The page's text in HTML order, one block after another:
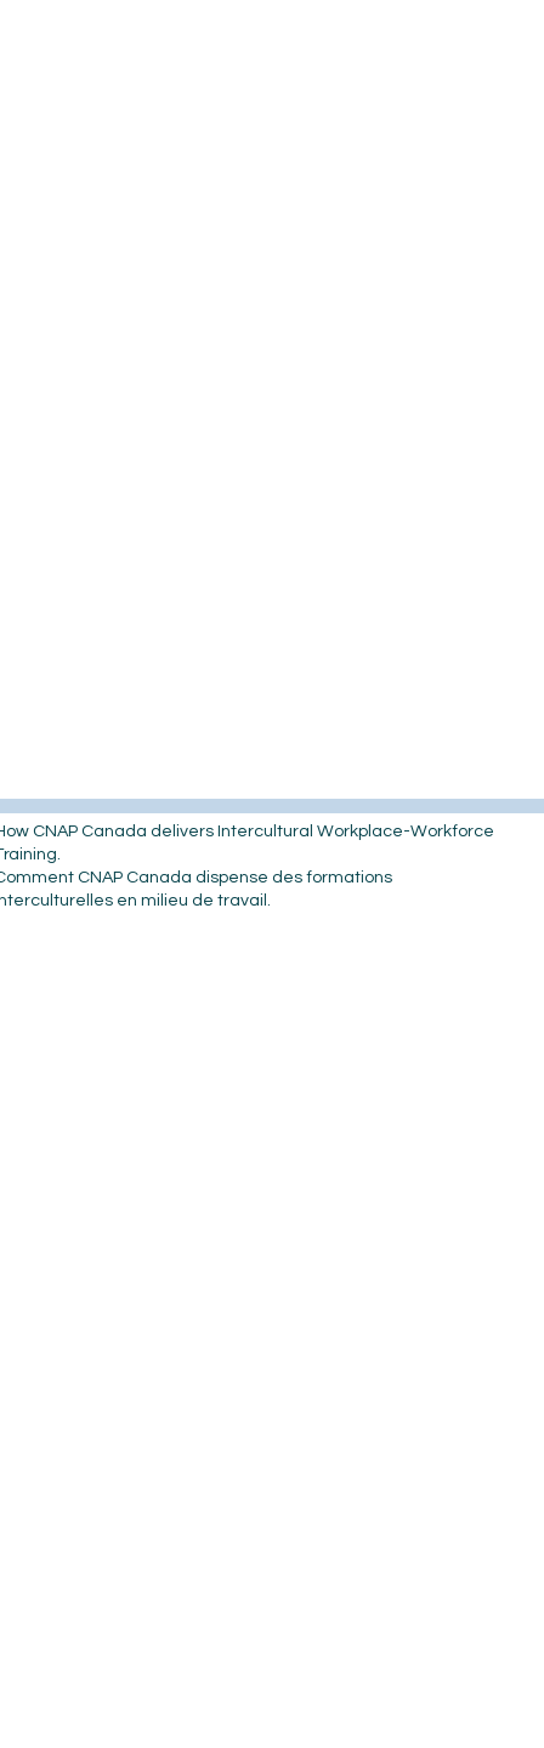
CNAP Canada delivers Intercultural Workplace-Workforce
CNAP Canada dispense des formations
en milieu de travail.